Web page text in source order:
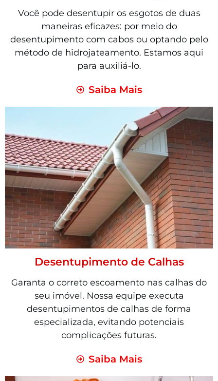
Você pode desentupir os esgotos de duas
maneiras eficazes: por meio do
desentupimento com cabos ou optando pelo
método de hidrojateamento. Estamos aqui
para auxiliá-lo.
Saiba Mais
Desentupimento de Calhas
Garanta o correto escoamento nas calhas do
seu imóvel. Nossa equipe executa
desentupimentos de calhas de forma
especializada, evitando potenciais
complicações futuras.
Saiba Mais